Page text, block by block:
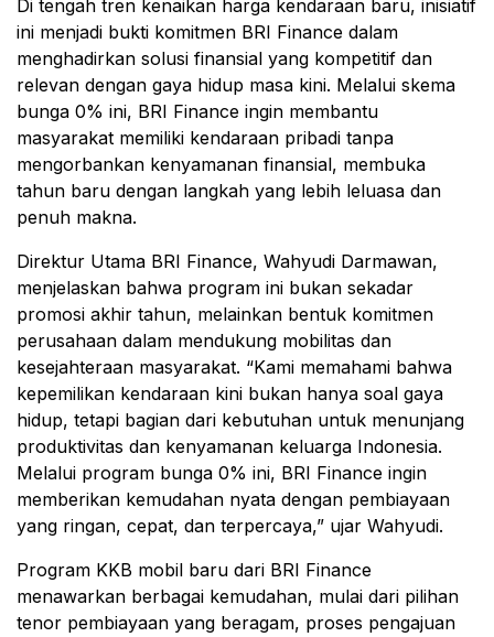
Di tengah tren kenaikan harga kendaraan baru, inisiatif
ini menjadi bukti komitmen BRI Finance dalam
menghadirkan solusi finansial yang kompetitif dan
relevan dengan gaya hidup masa kini. Melalui skema
bunga 0% ini, BRI Finance ingin membantu
masyarakat memiliki kendaraan pribadi tanpa
mengorbankan kenyamanan finansial, membuka
tahun baru dengan langkah yang lebih leluasa dan
penuh makna.
Direktur Utama BRI Finance, Wahyudi Darmawan,
menjelaskan bahwa program ini bukan sekadar
promosi akhir tahun, melainkan bentuk komitmen
perusahaan dalam mendukung mobilitas dan
kesejahteraan masyarakat. “Kami memahami bahwa
kepemilikan kendaraan kini bukan hanya soal gaya
hidup, tetapi bagian dari kebutuhan untuk menunjang
produktivitas dan kenyamanan keluarga Indonesia.
Melalui program bunga 0% ini, BRI Finance ingin
memberikan kemudahan nyata dengan pembiayaan
yang ringan, cepat, dan terpercaya,” ujar Wahyudi.
Program KKB mobil baru dari BRI Finance
menawarkan berbagai kemudahan, mulai dari pilihan
tenor pembiayaan yang beragam, proses pengajuan